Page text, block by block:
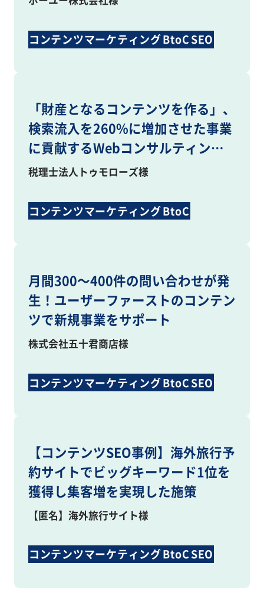
コンテンツマーケティングBtoCSEO
「財産となるコンテンツを作る」、
検索流入を260%に増加させた事業
に貢献するWebコンサルティング
とは
税理士法人トゥモローズ様
コンテンツマーケティングBtoC
月間300～400件の問い合わせが発
生！ユーザーファーストのコンテン
ツで新規事業をサポート
株式会社五十君商店様
コンテンツマーケティングBtoCSEO
【コンテンツSEO事例】海外旅行予
約サイトでビッグキーワード1位を
獲得し集客増を実現した施策
【匿名】海外旅行サイト様
コンテンツマーケティングBtoCSEO